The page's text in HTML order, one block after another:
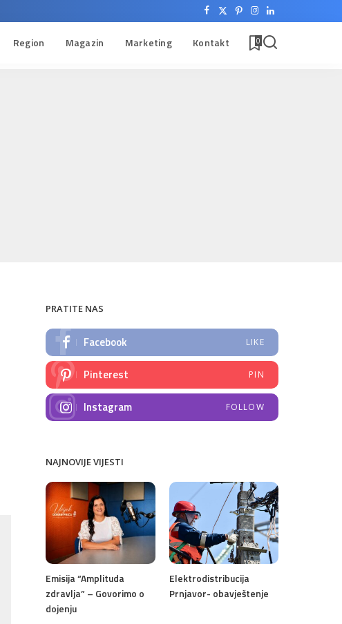
Region Magazin Marketing Kontakt 0
PRATITE NAS
Facebook LIKE
Pinterest PIN
Instagram FOLLOW
NAJNOVIJE VIJESTI
Emisija “Amplituda
zdravlja” – Govorimo o
dojenju
Elektrodistribucija
Prnjavor- obavještenje